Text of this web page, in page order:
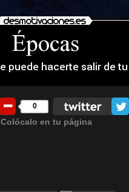
0
Colócalo en tu página